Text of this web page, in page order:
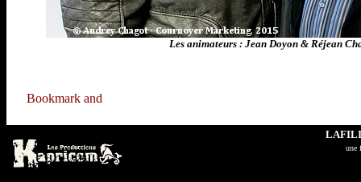
Les animateurs : Jean Doyon & Réjean
une